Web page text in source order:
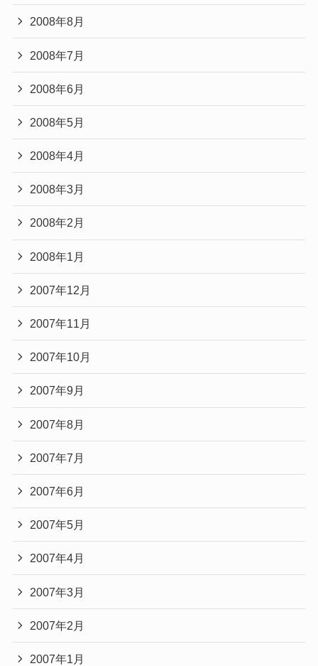
2008年8月
2008年7月
2008年6月
2008年5月
2008年4月
2008年3月
2008年2月
2008年1月
2007年12月
2007年11月
2007年10月
2007年9月
2007年8月
2007年7月
2007年6月
2007年5月
2007年4月
2007年3月
2007年2月
2007年1月